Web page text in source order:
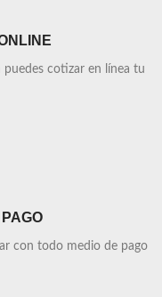
cotizar en línea tu
con todo medio de pago